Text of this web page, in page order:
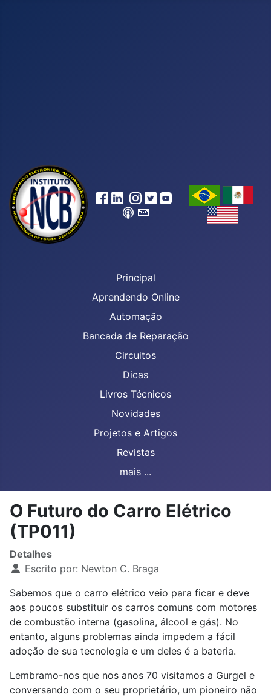
Principal
Aprendendo Online
Automação
Bancada de Reparação
Circuitos
Dicas
Livros Técnicos
Novidades
Projetos e Artigos
Revistas
mais ...
O Futuro do Carro Elétrico
(TP011)
Detalhes
Escrito por: Newton C. Braga
Sabemos que o carro elétrico veio para ficar e deve
aos poucos substituir os carros comuns com motores
de combustão interna (gasolina, álcool e gás). No
entanto, alguns problemas ainda impedem a fácil
adoção de sua tecnologia e um deles é a bateria.
Lembramo-nos que nos anos 70 visitamos a Gurgel e
conversando com o seu proprietário, um pioneiro não